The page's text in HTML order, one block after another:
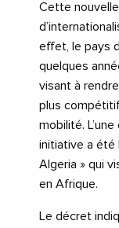
Cette
effet, le pays
quelques
visant à
plus
mobilité.
initiative a été
Algeria » qui
en Afrique.
Le décret